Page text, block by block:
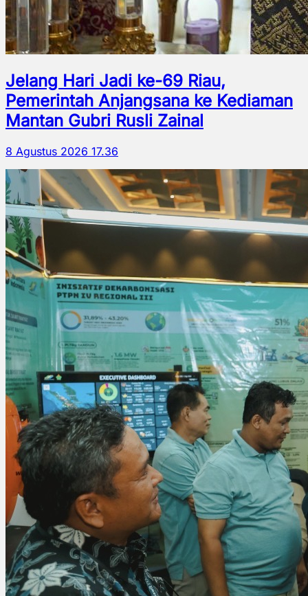
Jelang Hari Jadi ke-69 Riau,
Pemerintah Anjangsana ke Kediaman
Mantan Gubri Rusli Zainal
8 Agustus 2026 17.36